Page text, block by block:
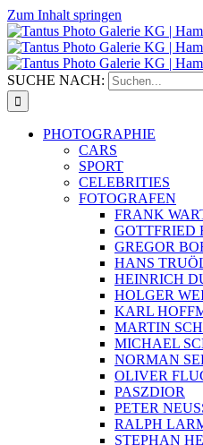
Zum Inhalt springen
SUCHE NACH:
PHOTOGRAPHIE
CARS
SPORT
CELEBRITIES
FOTOGRAFEN
FRANK
GOTTFRIED
GREGOR
HANS
HEINRICH
HOLGER
KARL
MARTIN
MICHAEL
NORMAN
OLIVER
PASZDIOR
PETER
RALPH
STEPHAN